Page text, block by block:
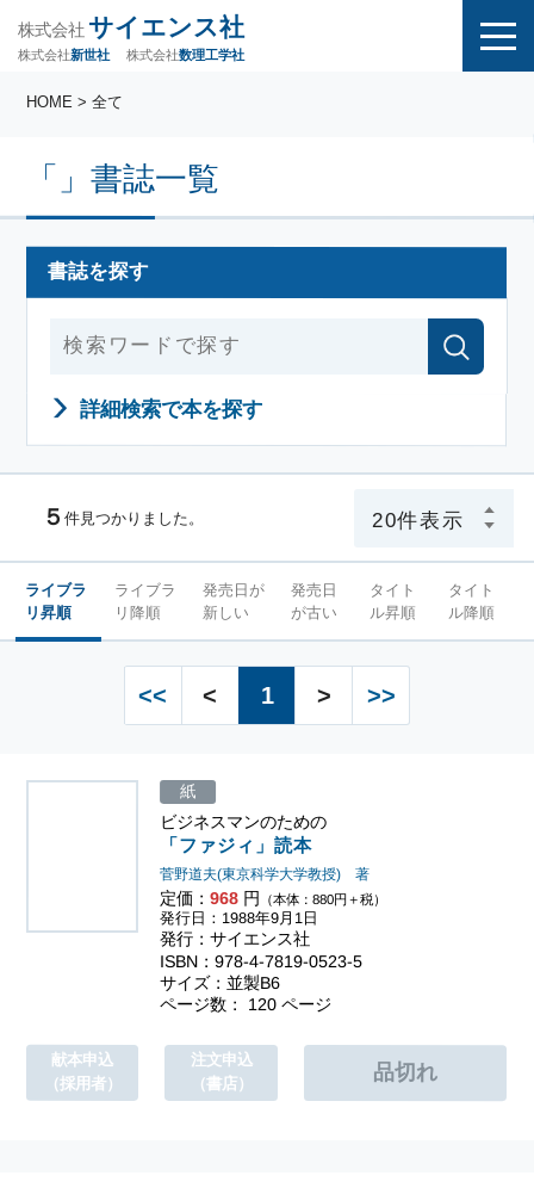
株式会社 サイエンス社
株式会社新世社 株式会社数理工学社
「」書誌一覧
HOME > 全て
書誌を探す
詳細検索で本を探す
５ 件見つかりました。
ライブラ
リ昇順
ライブラ
リ降順
発売日が
新しい
発売日
が古い
タイト
ル昇順
タイト
ル降順
<< < 1 > >>
ビジネスマンのための
「ファジィ」読本
菅野道夫(東京科学大学教授) 著
定価：968 円 （本体：880円＋税）
紙
発行日：1988年9月1日
発行：サイエンス社
ISBN：978-4-7819-0523-5
サイズ：並製B6
ページ数： 120 ページ
献本申込
（採用者）
注文申込
（書店）